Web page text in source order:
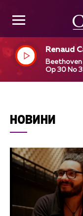
Renaud
Beethoven
Op 30 No 3
НОВИНИ